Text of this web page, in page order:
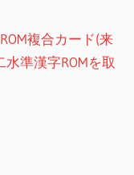
複合カード(来
水準漢字ROMを取